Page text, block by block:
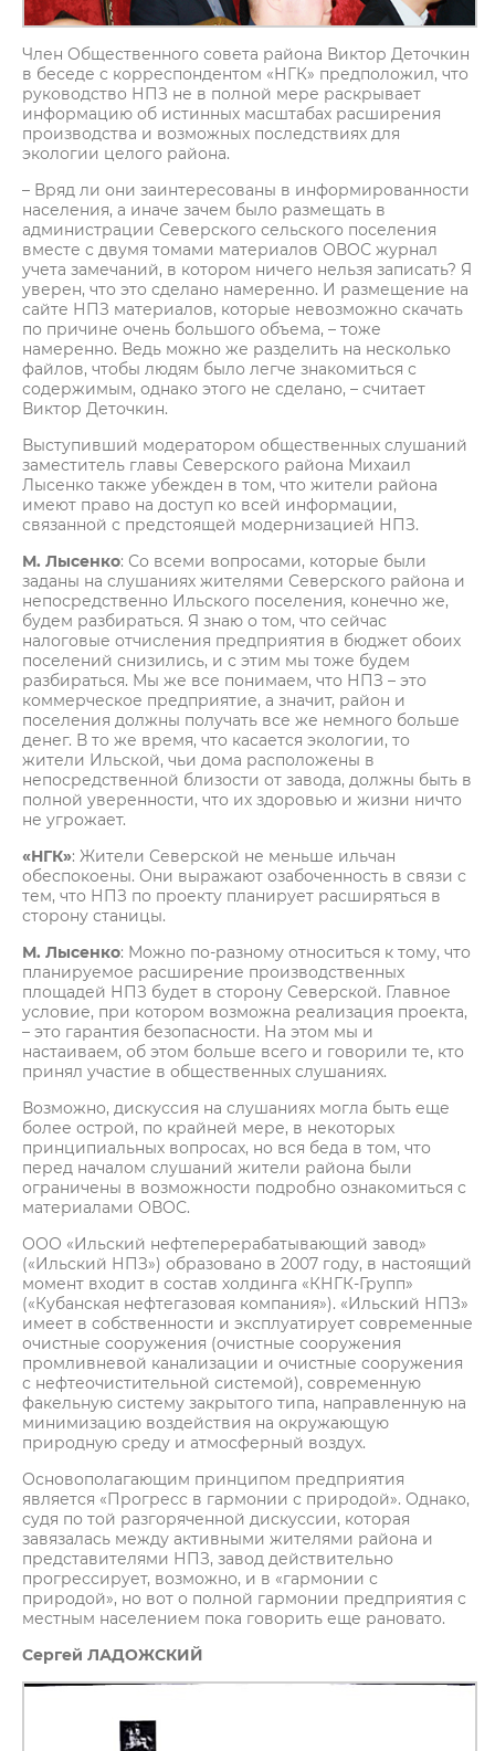
Член Общественного совета района Виктор Деточкин
в беседе с корреспондентом «НГК» предположил, что
руководство НПЗ не в полной мере раскрывает
информацию об истинных масштабах расширения
производства и возможных последствиях для
экологии целого района.
– Вряд ли они заинтересованы в информированности
населения, а иначе зачем было размещать в
администрации Северского сельского поселения
вместе с двумя томами материалов ОВОС журнал
учета замечаний, в котором ничего нельзя записать? Я
уверен, что это сделано намеренно. И размещение на
сайте НПЗ материалов, которые невозможно скачать
по причине очень большого объема, – тоже
намеренно. Ведь можно же разделить на несколько
файлов, чтобы людям было легче знакомиться с
содержимым, однако этого не сделано, – считает
Виктор Деточкин.
Выступивший модератором общественных слушаний
заместитель главы Северского района Михаил
Лысенко также убежден в том, что жители района
имеют право на доступ ко всей информации,
связанной с предстоящей модернизацией НПЗ.
М. Лысенко: Со всеми вопросами, которые были
заданы на слушаниях жителями Северского района и
непосредственно Ильского поселения, конечно же,
будем разбираться. Я знаю о том, что сейчас
налоговые отчисления предприятия в бюджет обоих
поселений снизились, и с этим мы тоже будем
разбираться. Мы же все понимаем, что НПЗ – это
коммерческое предприятие, а значит, район и
поселения должны получать все же немного больше
денег. В то же время, что касается экологии, то
жители Ильской, чьи дома расположены в
непосредственной близости от завода, должны быть в
полной уверенности, что их здоровью и жизни ничто
не угрожает.
«НГК»: Жители Северской не меньше ильчан
обеспокоены. Они выражают озабоченность в связи с
тем, что НПЗ по проекту планирует расширяться в
сторону станицы.
М. Лысенко: Можно по-разному относиться к тому, что
планируемое расширение производственных
площадей НПЗ будет в сторону Северской. Главное
условие, при котором возможна реализация проекта,
– это гарантия безопасности. На этом мы и
настаиваем, об этом больше всего и говорили те, кто
принял участие в общественных слушаниях.
Возможно, дискуссия на слушаниях могла быть еще
более острой, по крайней мере, в некоторых
принципиальных вопросах, но вся беда в том, что
перед началом слушаний жители района были
ограничены в возможности подробно ознакомиться с
материалами ОВОС.
ООО «Ильский нефтеперерабатывающий завод»
(«Ильский НПЗ») образовано в 2007 году, в настоящий
момент входит в состав холдинга «КНГК-Групп»
(«Кубанская нефтегазовая компания»). «Ильский НПЗ»
имеет в собственности и эксплуатирует современные
очистные сооружения (очистные сооружения
промливневой канализации и очистные сооружения
с нефтеочистительной системой), современную
факельную систему закрытого типа, направленную на
минимизацию воздействия на окружающую
природную среду и атмосферный воздух.
Основополагающим принципом предприятия
является «Прогресс в гармонии с природой». Однако,
судя по той разгоряченной дискуссии, которая
завязалась между активными жителями района и
представителями НПЗ, завод действительно
прогрессирует, возможно, и в «гармонии с
природой», но вот о полной гармонии предприятия с
местным населением пока говорить еще рановато.
Сергей ЛАДОЖСКИЙ